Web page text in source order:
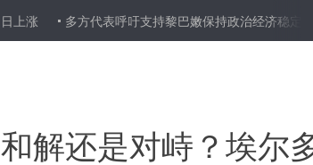
多方代表呼吁支持黎巴嫩保持政治经济稳定 伦敦
和解还是对峙？埃尔